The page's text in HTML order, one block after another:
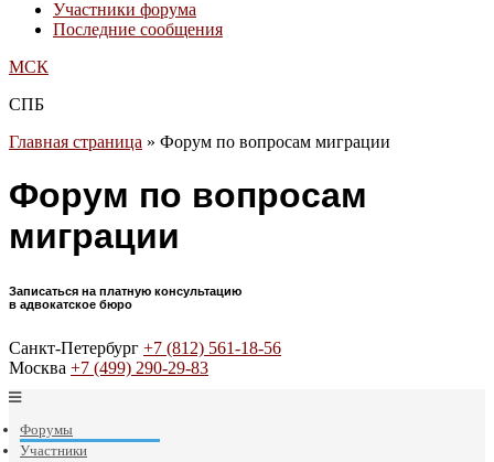
Участники форума
Последние сообщения
МСК
СПБ
Главная страница » Форум по вопросам миграции
Форум по вопросам
миграции
Записаться на платную консультацию
в адвокатское бюро
Санкт-Петербург +7 (812) 561-18-56
Москва +7 (499) 290-29-83
Форумы
Участники